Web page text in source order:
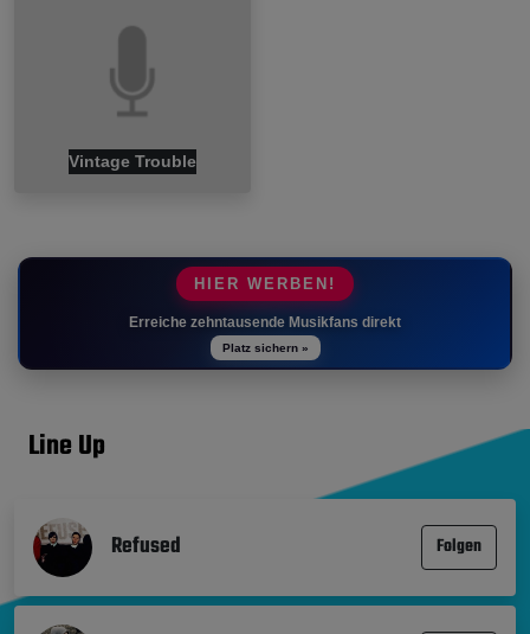
Vintage Trouble
HIER WERBEN!
Erreiche zehntausende Musikfans direkt
Platz sichern »
Line Up
Refused Folgen